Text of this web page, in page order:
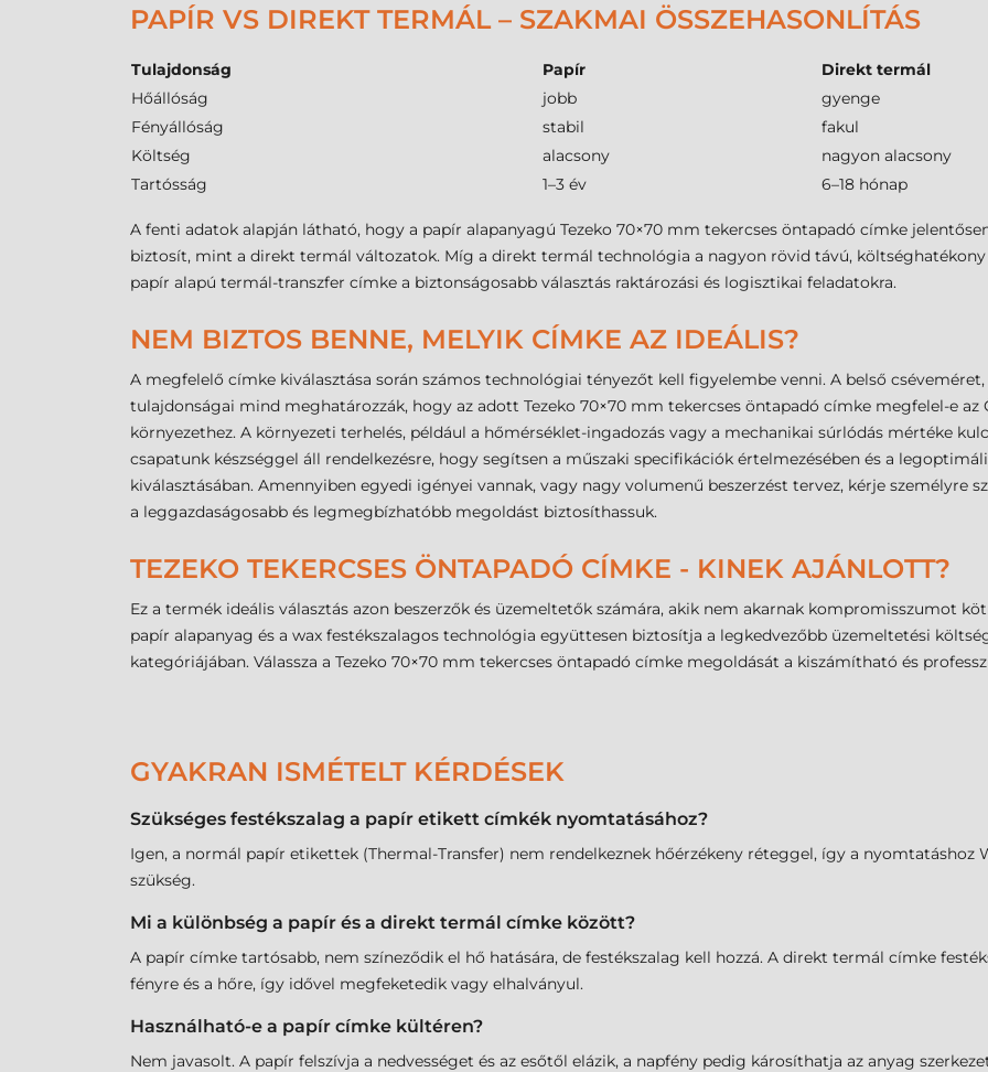
PAPÍR VS DIREKT TERMÁL – SZAKMAI ÖSSZEHASONLÍTÁS
Tulajdonság Papír
Direkt termál
Hőállóság
jobb
gyenge
Fényállóság
stabil
fakul
Költség
alacsony
nagyon alacsony
Tartósság
1–3 év 6–18 hónap
A fenti adatok alapján látható, hogy a papír alapanyagú Tezeko 70×70 mm tekercses öntapadó címke
biztosít, mint a direkt termál változatok. Míg a direkt termál technológia a nagyon rövid távú, költséghatékony
papír alapú termál-transzfer címke a biztonságosabb választás raktározási és logisztikai feladatokra.
NEM BIZTOS BENNE, MELYIK CÍMKE AZ IDEÁLIS?
A megfelelő címke kiválasztása során számos technológiai tényezőt kell figyelembe venni. A belső
tulajdonságai mind meghatározzák, hogy az adott Tezeko 70×70 mm tekercses öntapadó címke megfelel-e az
környezethez. A környezeti terhelés, például a hőmérséklet-ingadozás vagy a mechanikai súrlódás mértéke
csapatunk készséggel áll rendelkezésre, hogy segítsen a műszaki specifikációk értelmezésében és a
kiválasztásában. Amennyiben egyedi igényei vannak, vagy nagy volumenű beszerzést tervez, kérje személyre
a leggazdaságosabb és legmegbízhatóbb megoldást biztosíthassuk.
TEZEKO TEKERCSES ÖNTAPADÓ CÍMKE - KINEK AJÁNLOTT?
Ez a termék ideális választás azon beszerzők és üzemeltetők számára, akik nem akarnak kompromisszumot
papír alapanyag és a wax festékszalagos technológia együttesen biztosítja a legkedvezőbb üzemeltetési
kategóriájában. Válassza a Tezeko 70×70 mm tekercses öntapadó címke megoldását a kiszámítható és
GYAKRAN ISMÉTELT KÉRDÉSEK
Szükséges festékszalag a papír etikett címkék nyomtatásához?
Igen, a normál papír etikettek (Thermal-Transfer) nem rendelkeznek hőérzékeny réteggel, így a nyomtatáshoz
szükség.
Mi a különbség a papír és a direkt termál címke között?
A papír címke tartósabb, nem színeződik el hő hatására, de festékszalag kell hozzá. A direkt termál címke
fényre és a hőre, így idővel megfeketedik vagy elhalványul.
Használható-e a papír címke kültéren?
Nem javasolt. A papír felszívja a nedvességet és az esőtől elázik, a napfény pedig károsíthatja az anyag